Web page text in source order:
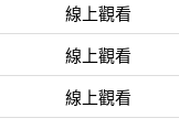
線上觀看
線上觀看
線上觀看